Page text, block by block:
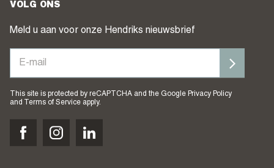
VOLG ONS
Meld u aan voor onze Hendriks nieuwsbrief
This site is protected by reCAPTCHA and the Google Privacy Policy
and
Terms of Service apply.